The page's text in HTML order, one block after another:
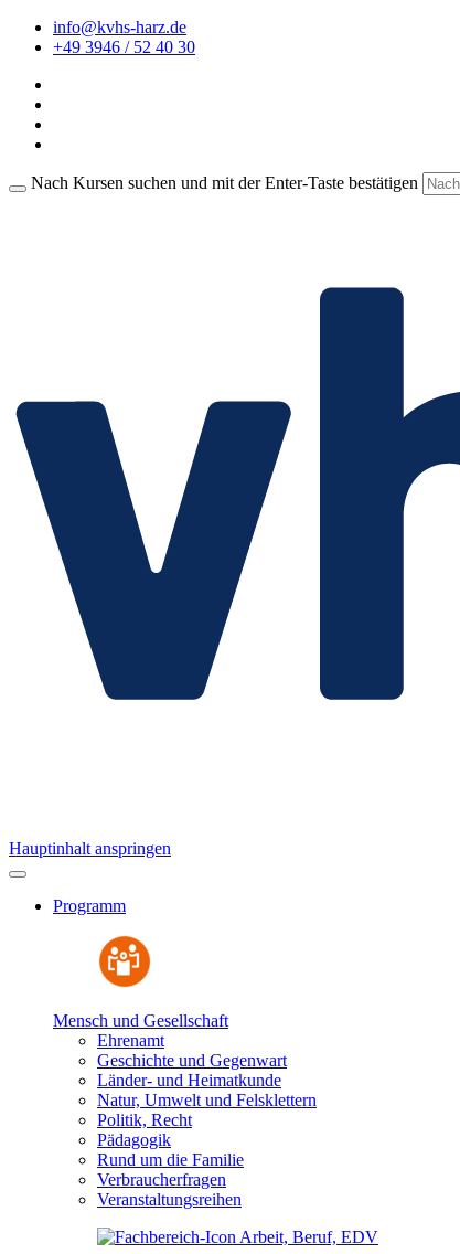
info@kvhs-harz.de
+49 3946 / 52 40 30
Nach Kursen suchen und mit der Enter-Taste bestätigen
Hauptinhalt anspringen
Programm
Mensch und Gesellschaft
Ehrenamt
Geschichte und Gegenwart
Länder- und Heimatkunde
Natur, Umwelt und Felsklettern
Politik, Recht
Pädagogik
Rund um die Familie
Verbraucherfragen
Veranstaltungsreihen